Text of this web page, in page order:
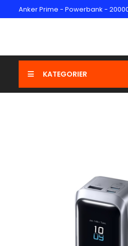
Anker Prime - Powerbank -
KATEGORIER